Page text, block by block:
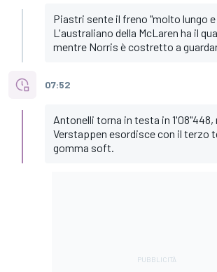
Piastri sente il freno "molto lungo
L'australiano della McLaren ha il
mentre Norris è costretto a
07:52
Antonelli torna in testa in 1'08"448,
Verstappen esordisce con il terzo
gomma soft.